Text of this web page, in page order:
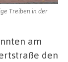
Treiben in der
am
den